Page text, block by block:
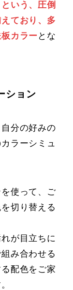
いう、圧倒
ており、多
カラー とな
ション
分の好みの
ラーシミュ
使って、ご
切り替える
が目立ちに
み合わせる
配色をご家